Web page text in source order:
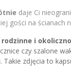
daje Ci
gości na ścianach
i
czy szalone
Takie zdjęcia to